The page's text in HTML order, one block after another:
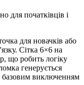
для початківців і
для новачків або
Сітка 6×6 на
що робить логіку
генерується
базовим виключенням